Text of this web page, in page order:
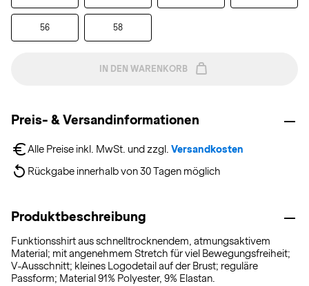
56 58
IN DEN WARENKORB
Preis- & Versandinformationen
Alle Preise inkl. MwSt. und zzgl. Versandkosten
Rückgabe innerhalb von 30 Tagen möglich
Produktbeschreibung
Funktionsshirt aus schnelltrocknendem, atmungsaktivem
Material; mit angenehmem Stretch für viel Bewegungsfreiheit;
V-Ausschnitt; kleines Logodetail auf der Brust; reguläre
Passform; Material 91% Polyester, 9% Elastan.